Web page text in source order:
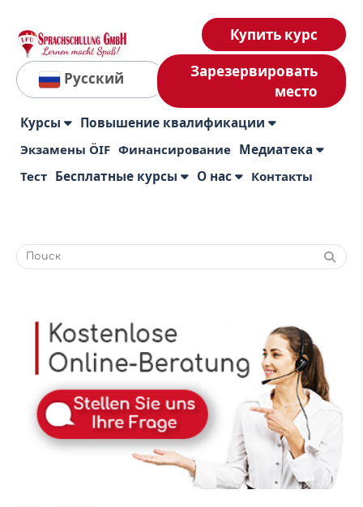
Русский
Купить курс
Зарезервировать
место
Курсы Повышение квалификации
Экзамены ÖIF Финансирование Медиатека
Тест Бесплатные курсы О нас Контакты